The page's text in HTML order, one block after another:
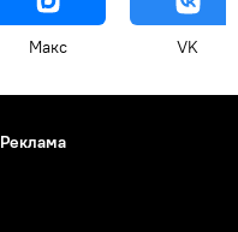
Макс VK
Реклама